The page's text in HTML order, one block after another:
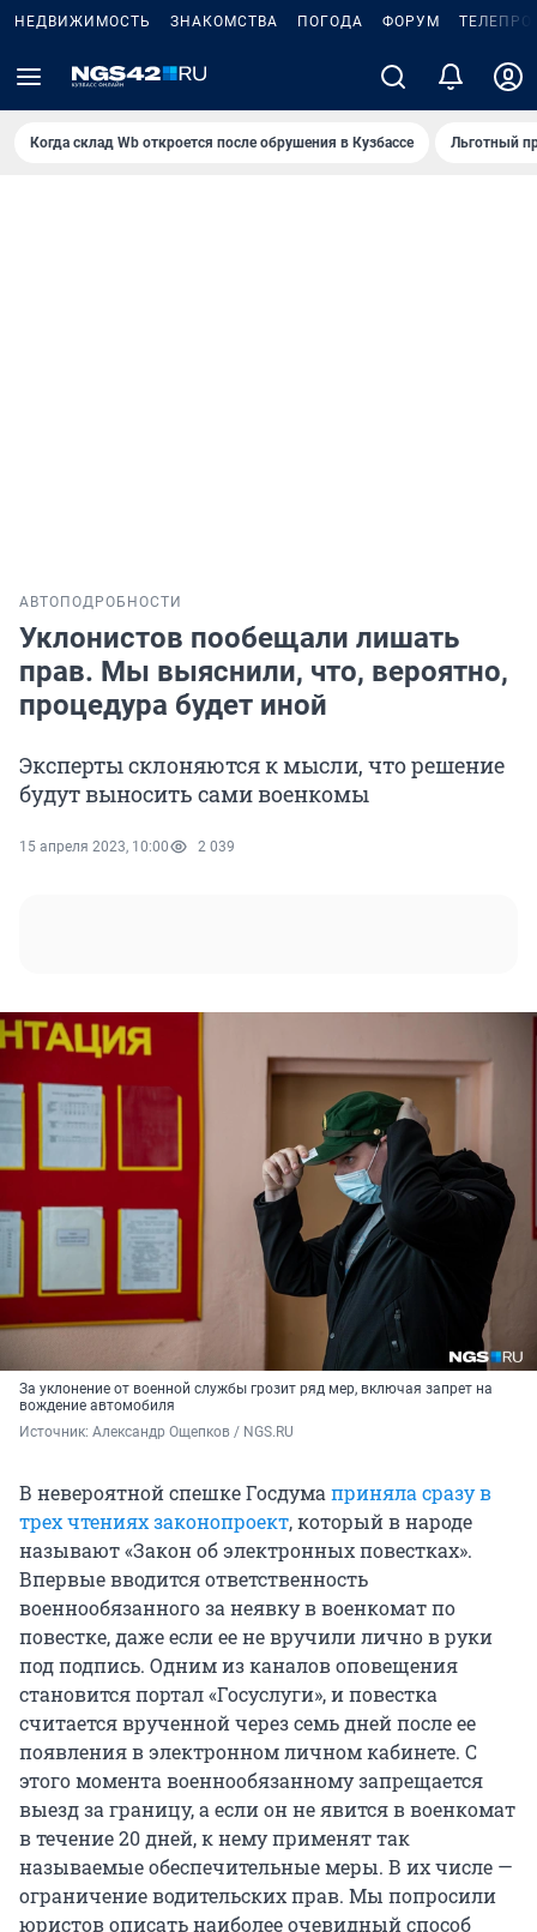
НЕДВИЖИМОСТЬ ЗНАКОМСТВА ПОГОДА ФОРУМ
Когда склад Wb откроется после обрушения в Кузбассе Льготный
АВТО ПОДРОБНОСТИ
Уклонистов пообещали лишать
прав. Мы выяснили, что, вероятно,
процедура будет иной
Эксперты склоняются к мысли, что решение
будут выносить сами военкомы
15 апреля 2023, 10:00 2 039
За уклонение от военной службы грозит ряд мер, включая запрет на
вождение автомобиля
Источник: Александр Ощепков / NGS.RU
В невероятной спешке Госдумаприняла сразу в
трех чтениях законопроект, который в народе
называют «Закон об электронных повестках».
Впервые вводится ответственность
военнообязанного за неявку в военкомат по
повестке, даже если ее не вручили лично в руки
под подпись. Одним из каналов оповещения
становится портал «Госуслуги», и повестка
считается врученной через семь дней после ее
появления в электронном личном кабинете. С
этого момента военнообязанному запрещается
выезд за границу, а если он не явится в военкомат
в течение 20 дней, к нему применят так
называемые обеспечительные меры. В их числе —
ограничение водительских прав. Мы попросили
юристов описать наиболее очевидный способ